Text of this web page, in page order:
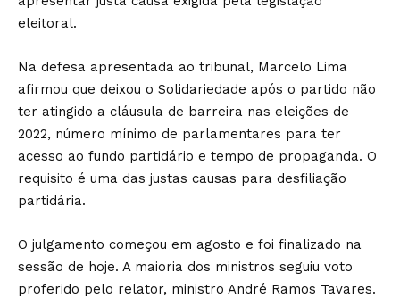
eleitoral.
Na defesa apresentada ao tribunal, Marcelo Lima
afirmou que deixou o Solidariedade após o partido não
ter atingido a cláusula de barreira nas eleições de
2022, número mínimo de parlamentares para ter
acesso ao fundo partidário e tempo de propaganda. O
requisito é uma das justas causas para desfiliação
partidária.
O julgamento começou em agosto e foi finalizado na
sessão de hoje. A maioria dos ministros seguiu voto
proferido pelo relator, ministro André Ramos Tavares.